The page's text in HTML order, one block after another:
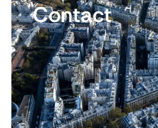
Contact